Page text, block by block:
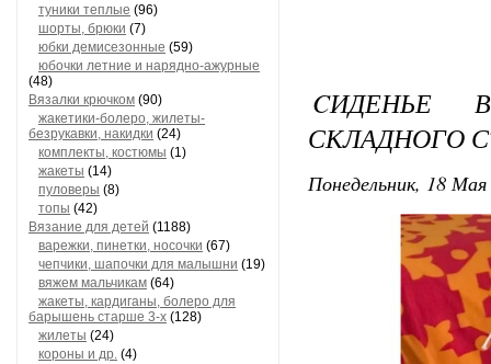
туники теплые (96)
шорты, брюки (7)
юбки демисезонные (59)
юбочки летние и нарядно-ажурные
(48)
Вязалки крючком (90)
жакетики-болеро, жилеты-
безрукавки, накидки (24)
комплекты, костюмы (1)
жакеты (14)
пуловеры (8)
топы (42)
Вязание для детей (1188)
варежки, пинетки, носочки (67)
чепчики, шапочки для малышни (19)
вяжем мальчикам (64)
жакеты, кардиганы, болеро для
барышень старше 3-х (128)
жилеты (24)
короны и др. (4)
CИДЕНЬЕ
СКЛАДНОГО
Понедельник, 18